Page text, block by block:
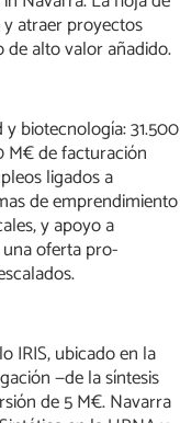
atraer proyectos
de alto valor añadido.
biotecnología: 31.500
M€ de facturación
ligados a
de emprendimiento
y apoyo a
oferta pro-
IRIS, ubicado en la
—de la síntesis
de 5 M€. Navarra